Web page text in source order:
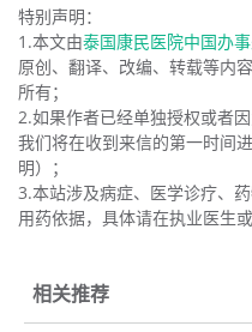
特别声明：
1.本文由泰国康民医院中国办
原创、翻译、改编、转载等内
所有；
2.如果作者已经单独授权或者
我们将在收到来信的第一时间
明）；
3.本站涉及病症、医学诊疗、
用药依据，具体请在执业医生
相关推荐